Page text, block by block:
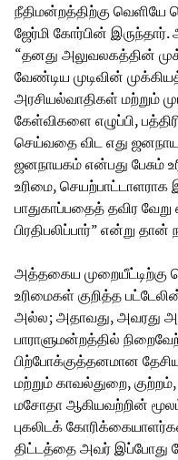
நீதிமன்றத்திற்கு
ஜேர்மி கோர்பின்
“தனது அலுவலகத்தின்
வேண்டிய முடிவின்
அரசியல்வாதிகள் மற்றும்
கேள்விகளை எழுப்பி,
செய்வதை விட எது
ஜனநாயகம் என்பது பேசும்
உரிமை,
பாதுகாப்பதைத் தவிர
பிரதிபலிப்பார்” என்று
அத்தகைய முறையீட்டிற்கு
உரிமைகள் குறித்த
அல்ல; அதாவது, அவரது
பாராளுமன்றத்தில்
பிற்போக்குத்தனமான
மற்றும் காவல்துறை,
மசோதா ஆகியவற்றின்
புகலிடக்
திட்டத்தை அவர் இப்போது